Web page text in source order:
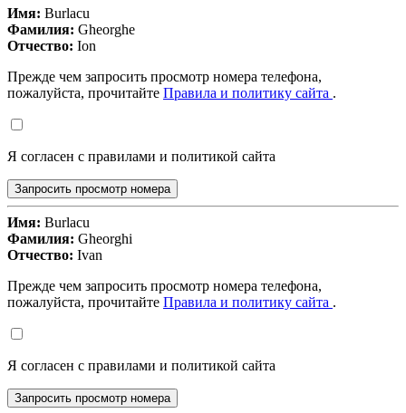
Имя: Burlacu
Фамилия: Gheorghe
Отчество: Ion
Прежде чем запросить просмотр номера телефона,
пожалуйста, прочитайте Правила и политику сайта .
Я согласен с правилами и политикой сайта
Запросить просмотр номера
Имя: Burlacu
Фамилия: Gheorghi
Отчество: Ivan
Прежде чем запросить просмотр номера телефона,
пожалуйста, прочитайте Правила и политику сайта .
Я согласен с правилами и политикой сайта
Запросить просмотр номера